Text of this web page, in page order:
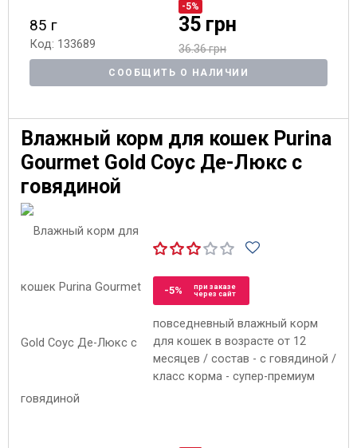
85 г
Код: 133689
-5%
35 грн
36.36 грн
СООБЩИТЬ О НАЛИЧИИ
Влажный корм для кошек Purina
Gourmet Gold Соус Де-Люкс с
говядиной
-5%
при заказе
через сайт
повседневный влажный корм
для кошек в возрасте от 12
месяцев / состав - с говядиной /
класс корма - супер-премиум